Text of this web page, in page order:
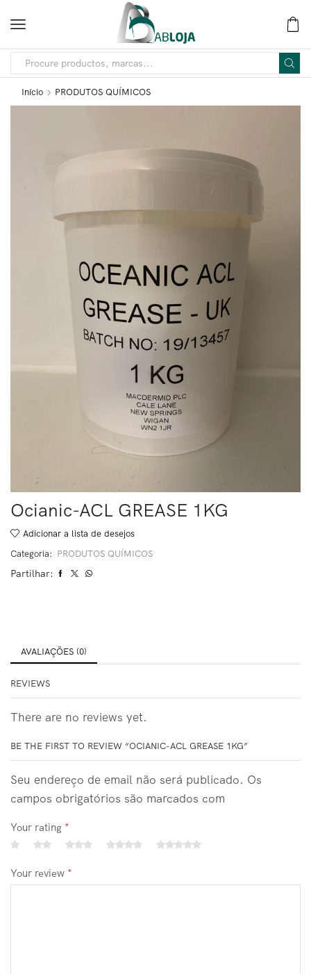
Início PRODUTOS QUÍMICOS
Ocianic-ACL GREASE 1KG
Adicionar a lista de desejos
Categoria: PRODUTOS QUÍMICOS
Partilhar:
AVALIAÇÕES (0)
REVIEWS
There are no reviews yet.
BE THE FIRST TO REVIEW “OCIANIC-ACL GREASE 1KG”
Seu endereço de email não será publicado. Os
campos obrigatórios são marcados com
Your rating *
Your review *